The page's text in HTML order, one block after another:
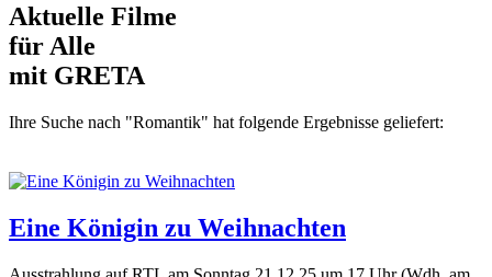
Aktuelle Filme
für Alle
mit GRETA
Ihre Suche nach "Romantik" hat folgende Ergebnisse geliefert:
Eine Königin zu Weihnachten